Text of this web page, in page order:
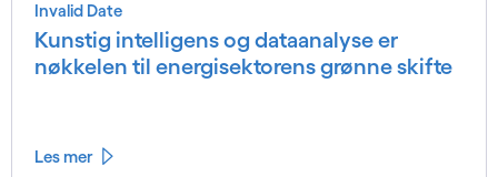
Invalid Date
Kunstig intelligens og dataanalyse er
nøkkelen til energisektorens grønne skifte
Les mer